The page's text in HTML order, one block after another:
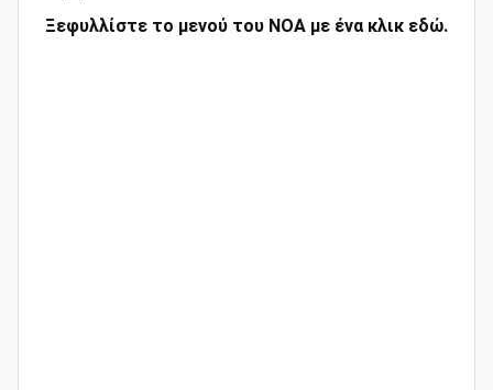
Ξεφυλλίστε το μενού του ΝΟΑ με ένα κλικ εδώ.